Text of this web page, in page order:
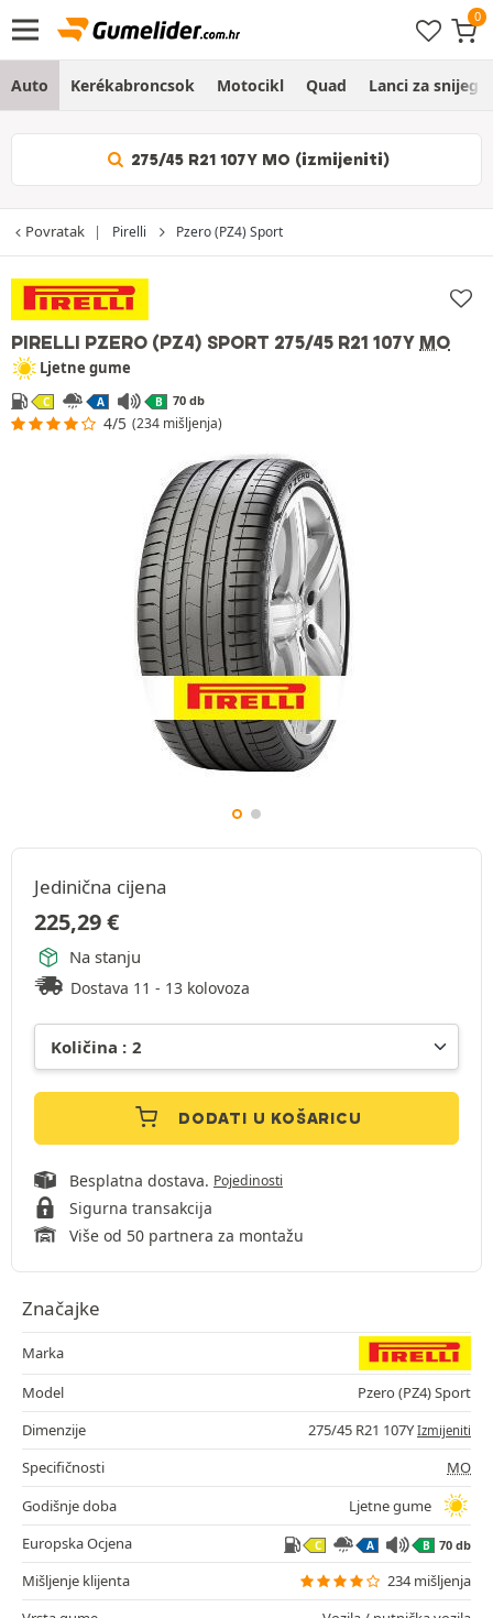
Auto Kerékabroncsok Motocikl Quad Lanci za snijeg
275/45 R21 107Y MO (izmijeniti)
Povratak Pirelli Pzero (PZ4) Sport
PIRELLI PZERO (PZ4) SPORT 275/45 R21 107Y MO
Ljetne gume
C A B 70 db
4/5 (234 mišljenja)
Jedinična cijena
225,29€
Na stanju
Dostava 11 - 13 kolovoza
DODATI U KOŠARICU
Besplatna dostava. Pojedinosti
Sigurna transakcija
Više od 50 partnera za montažu
Značajke
Marka
Model
Pzero (PZ4) Sport
Dimenzije
275/45 R21 107Y Izmijeniti
Specifičnosti
MO
Godišnje doba
Ljetne gume
Europska Ocjena
C A B 70 db
Mišljenje klijenta
234 mišljenja